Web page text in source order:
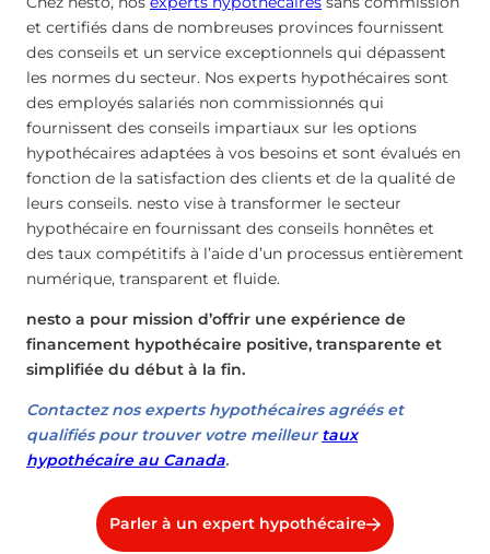
et certifiés dans de nombreuses provinces fournissent
des conseils et un service exceptionnels qui dépassent
les normes du secteur. Nos experts hypothécaires sont
des employés salariés non commissionnés qui
fournissent des conseils impartiaux sur les options
hypothécaires adaptées à vos besoins et sont évalués en
fonction de la satisfaction des clients et de la qualité de
leurs conseils. nesto vise à transformer le secteur
hypothécaire en fournissant des conseils honnêtes et
des taux compétitifs à l’aide d’un processus entièrement
numérique, transparent et fluide.
nesto a pour mission d’offrir une expérience de
financement hypothécaire positive, transparente et
simplifiée du début à la fin.
Contactez nos experts hypothécaires agréés et
qualifiés pour trouver votre meilleurtaux
hypothécaire au Canada.
Parler à un expert hypothécaire